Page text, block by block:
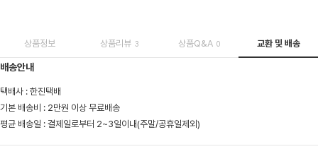
상품정보 상품리뷰 3 상품Q&A 0 교환 및 배송
배송안내
택배사 : 한진택배
기본 배송비 : 2만원 이상 무료배송
평균 배송일 : 결제일로부터 2~3일이내(주말/공휴일제외)